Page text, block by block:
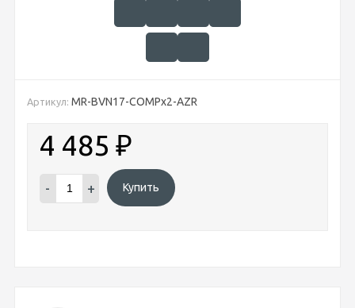
Артикул: MR-BVN17-COMPx2-AZR
4 485 ₽
- + Купить